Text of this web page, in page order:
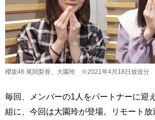
櫻坂46 尾関梨香、大園玲 ※2021年4月18日放送分
毎回、メンバーの1人をパートナーに迎
組に、今回は大園玲が登場。リモート放